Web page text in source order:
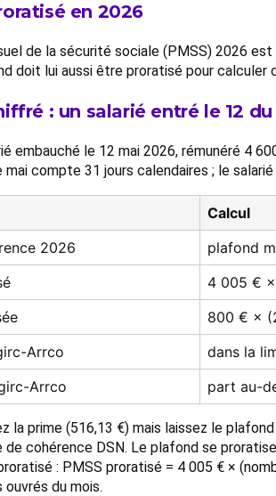
en 2026
de la sécurité sociale (PMSS) 2026 est
doit lui aussi être proratisé pour
: un salarié entré le 12
embauché le 12 mai 2026, rémunéré 4
mai compte 31 jours calendaires ; le
Calcul
2026
plafond
4 005 €
800 € ×
Arrco
dans la
Arrco
part au-
la prime (516,13 €) mais laissez le
cohérence DSN. Le plafond se
: PMSS proratisé = 4 005 € ×
ouvrés du mois.